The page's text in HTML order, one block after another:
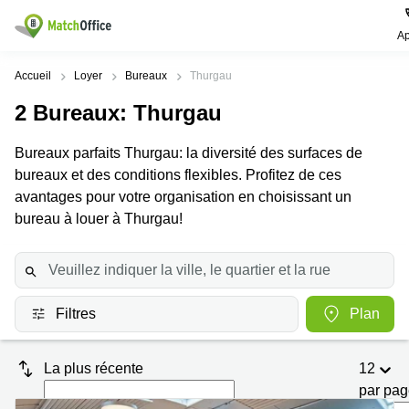
Rechercher / publier
Pages
produits
Bureau
Centre
Coworking
Salle
de
réunion
Bureau
virtuel
Villes
Location
bureau
Zurich
à louer
Genève
louer
Lausanne
Coworking
Zurich
Recherches
Voie du
Chariot 3
Lausanne
la Gare
12
Lausanne
Rue du
Pré-de-
Bichette
Genève
Aide
Qui sommes-nous?
Publier un local
Prix
Connexion
Choisissez une langue
Switzerland
Accueil Loyer Bureaux Thurgau
2 Bureaux: Thurgau
Bureaux parfaits Thurgau: la diversité des surfaces de
bureaux et des conditions flexibles. Profitez de ces
avantages pour votre organisation en choisissant un
bureau à louer à Thurgau!
Filtres Plan
La plus récente
12
par